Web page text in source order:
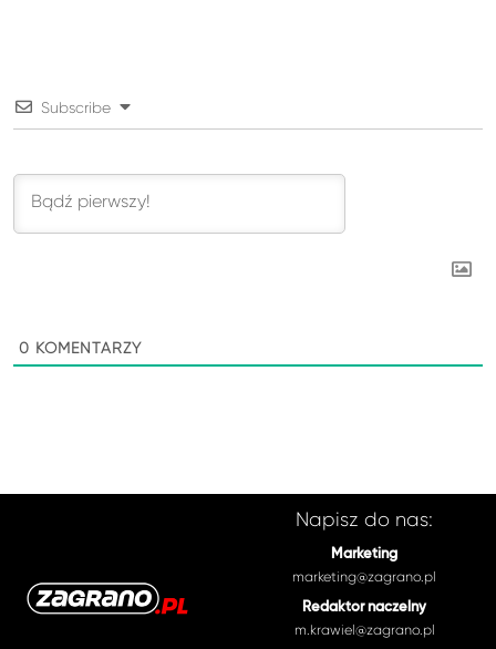
Subscribe
0 KOMENTARZY
Napisz do nas:
Marketing
marketing@zagrano.pl
Redaktor naczelny
m.krawiel@zagrano.pl